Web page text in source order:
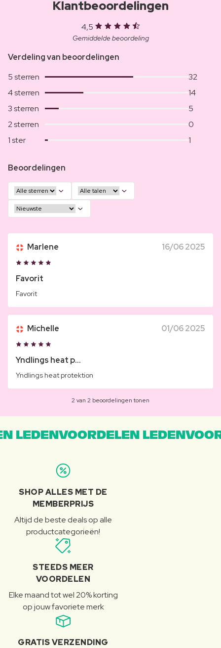
Klantbeoordelingen
4,5
Gemiddelde beoordeling
Verdeling van beoordelingen
5 sterren
32
4 sterren
14
3 sterren
5
2 sterren
0
1 ster
1
Beoordelingen
Marlene 16/06 2025
Favorit
Favorit
Michelle 01/06 2025
Yndlings heat p...
Yndlings heat protektion
2 van 2 beoordelingen tonen
LEDENVOORDELEN
SHOP ALLES MET DE
MEMBERPRIJS
Altijd de beste deals op alle
productcategorieën!
STEEDS MEER
VOORDELEN
Elke maand tot wel 20% korting
op jouw favoriete merk
GRATIS VERZENDING